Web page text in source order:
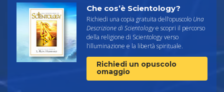
Che cos’è Scientology?
Richiedi una copia gratuita dell’opuscolo Una
Descrizione di Scientologye scopri il percorso
della religione di Scientology verso
l’illuminazione e la libertà spirituale.
Richiedi un opuscolo
omaggio